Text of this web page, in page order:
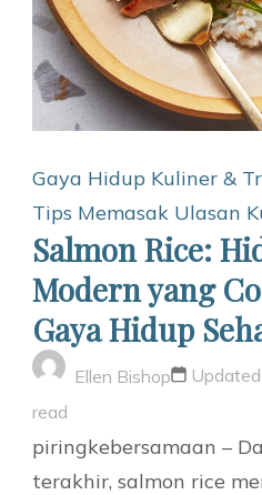
Gaya Hidup Kuliner &
Tips Memasak Ulasan
Salmon Rice:
Modern yang
Gaya Hidup
Ellen Bishop
read
piringkebersamaan –
terakhir, salmon rice